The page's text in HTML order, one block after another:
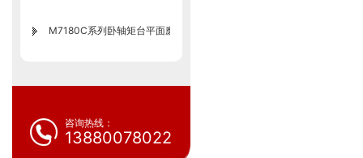
M7180C系列卧轴矩台平面磨床
咨询热线：
13880078022